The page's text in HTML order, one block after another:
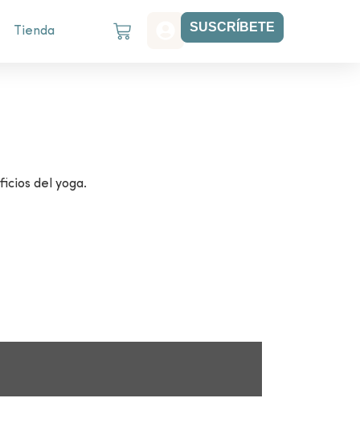
Tienda SUSCRÍBETE
del yoga.